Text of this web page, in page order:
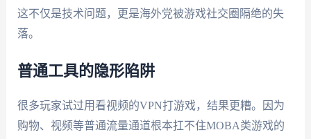
这不仅是技术问题，更是海外党被游戏社交圈隔绝的失
落。
普通工具的隐形陷阱
很多玩家试过用看视频的VPN打游戏，结果更糟。因为
购物、视频等普通流量通道根本扛不住MOBA类游戏的